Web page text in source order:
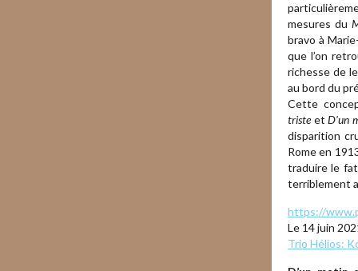
mesures du
bravo à
que l’on
richesse de
au bord du
Cette
tristeetD’un
disparition
Rome en
traduire le
terriblement
https://
Le 14 juin
Trio Hélios: